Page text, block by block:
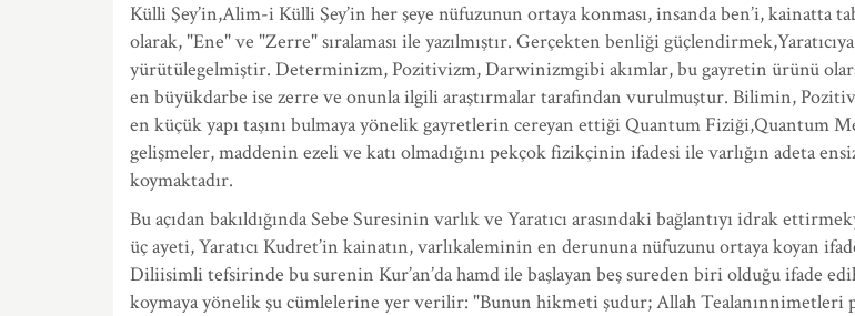
Külli Şey’in,Alim-i Külli Şey’in her şeye nüfuzunun ortaya konması, insanda ben’i, kainatta
olarak, "Ene" ve "Zerre" sıralaması ile yazılmıştır. Gerçekten benliği
yürütülegelmiştir. Determinizm, Pozitivizm, Darwinizmgibi akımlar, bu gayretin ürünü
en büyükdarbe ise zerre ve onunla ilgili araştırmalar tarafından vurulmuştur. Bilimin,
en küçük yapı taşını bulmaya yönelik gayretlerin cereyan ettiği Quantum Fiziği,Quantum
gelişmeler, maddenin ezeli ve katı olmadığını pekçok fizikçinin ifadesi ile varlığın adeta
koymaktadır.
Bu açıdan bakıldığında Sebe Suresinin varlık ve Yaratıcı arasındaki bağlantıyı idrak
üç ayeti, Yaratıcı Kudret’in kainatın, varlıkaleminin en derununa nüfuzunu ortaya koyan
Diliisimli tefsirinde bu surenin Kur’an’da hamd ile başlayan beş sureden biri olduğu ifade
koymaya yönelik şu cümlelerine yer verilir: "Bunun hikmeti şudur; Allah Tealanınnimetleri